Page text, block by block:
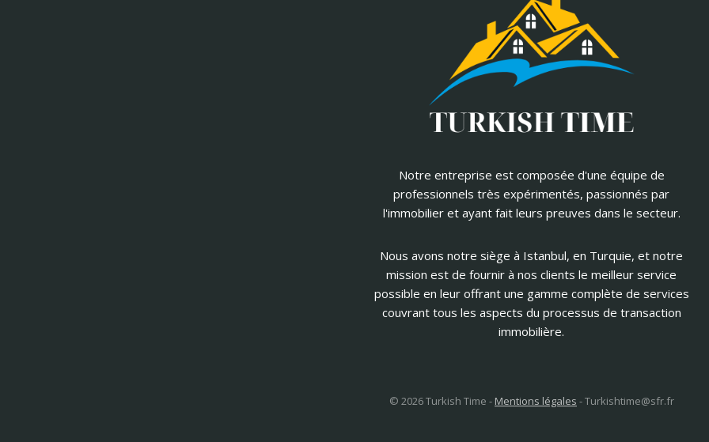
Notre entreprise est composée d'une équipe de
professionnels très expérimentés, passionnés par
l'immobilier et ayant fait leurs preuves dans le secteur.
Nous avons notre siège à Istanbul, en Turquie, et notre
mission est de fournir à nos clients le meilleur service
possible en leur offrant une gamme complète de services
couvrant tous les aspects du processus de transaction
immobilière.
© 2026 Turkish Time - Mentions légales -Turkishtime@sfr.fr